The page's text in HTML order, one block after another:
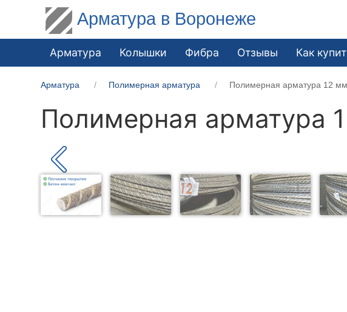
Арматура в Воронеже
Арматура Колышки Фибра Отзывы Как
Арматура Полимерная арматура Полимерная арматура 12 мм
Полимерная арматура